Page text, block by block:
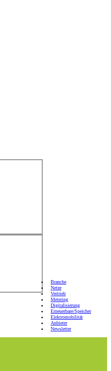
Branche
Netze
Vertrieb
Metering
Digitalisierung
Erneuerbare/Speicher
Elektromobilität
Anbieter
Newsletter